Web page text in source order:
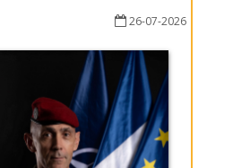
26-07-2026